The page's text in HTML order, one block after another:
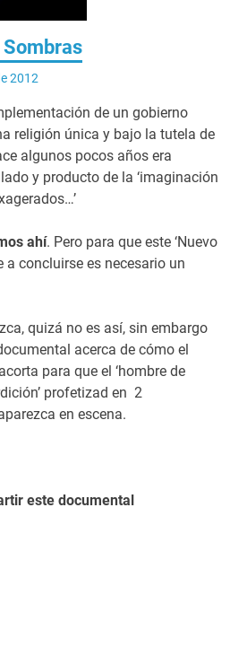
2012
de un gobierno
religión única y bajo la tutela de
algunos pocos años era
y producto de la ‘imaginación
ahí. Pero para que este ‘Nuevo
a concluirse es necesario un
quizá no es así, sin embargo
acerca de cómo el
para que el ‘hombre de
profetizad en 2
en escena.
este documental